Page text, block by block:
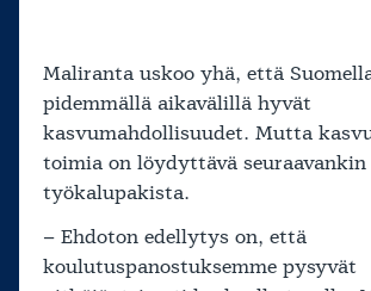
Maliranta uskoo yhä, että
pidemmällä aikavälillä hyvät
kasvumahdollisuudet. Mutta
toimia on löydyttävä
työkalupakista.
– Ehdoton edellytys on, että
koulutuspanostuksemme pysyvät